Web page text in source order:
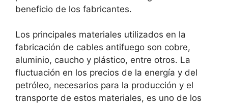
beneficio de los fabricantes.
Los principales materiales utilizados en la
fabricación de cables antifuego son cobre,
aluminio, caucho y plástico, entre otros. La
fluctuación en los precios de la energía y del
petróleo, necesarios para la producción y el
transporte de estos materiales, es uno de los